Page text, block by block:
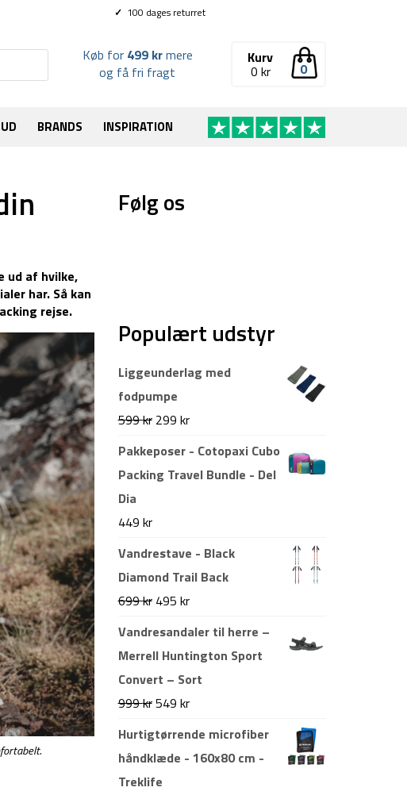
✓ 100 dages returret
0
Kurv
0 kr
Køb for 499 krmere
og få fri fragt
BRANDS INSPIRATION
ud af hvilke,
har. Så kan
rejse.
Følg os
Populært udstyr
Liggeunderlag med
fodpumpe
599kr Den
oprindelige
pris
299 krDen
aktuelle
pris
Pakkeposer - Cotopaxi Cubo
Packing Travel Bundle - Del
Dia
449 kr
Vandrestave - Black
Diamond Trail Back
699kr Den
oprindelige
pris
var:
699 kr.
495 krDen
aktuelle
pris
er:
Vandresandaler til herre –
Merrell Huntington Sport
Convert – Sort
999krDen
oprindelige
pris
var:
549 krDen
aktuelle
pris
Hurtigtørrende microfiber
håndklæde - 160x80 cm -
Treklife